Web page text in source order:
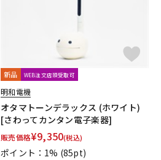
新品 WEB注文店頭受取可
明和電機
オタマトーンデラックス (ホワイト)
[さわってカンタン電子楽器]
販売価格¥9,350(税込)
ポイント：1% (85pt)